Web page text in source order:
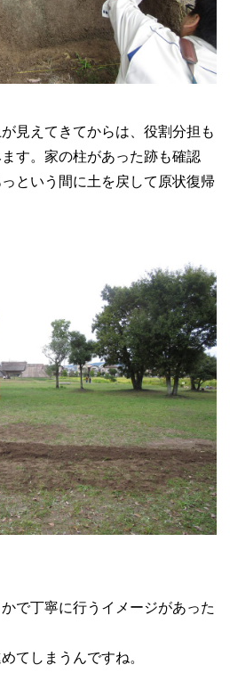
見えてきてからは、役割分担も
す。家の柱があった跡も確認
という間に土を戻して原状復帰
で丁寧に行うイメージがあった
てしまうんですね。